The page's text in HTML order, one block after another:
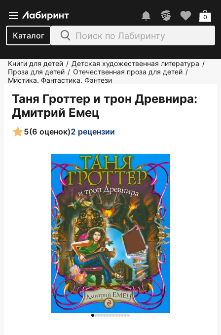
Каталог
0
Книги для детей / Детская художественная литература /
Проза для детей / Отечественная проза для детей /
Мистика. Фантастика. Фэнтези
Таня Гроттер и трон Древнира:
Дмитрий Емец
5(6 оценок)2 рецензии